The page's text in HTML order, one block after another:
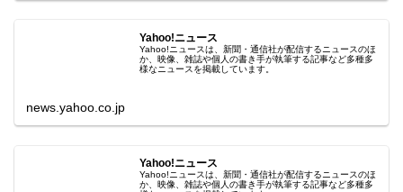
Yahoo!ニュース
Yahoo!ニュースは、新聞・通信社が配信するニュースのほ
か、映像、雑誌や個人の書き手が執筆する記事など多種多
様なニュースを掲載しています。
news.yahoo.co.jp
Yahoo!ニュース
Yahoo!ニュースは、新聞・通信社が配信するニュースのほ
か、映像、雑誌や個人の書き手が執筆する記事など多種多